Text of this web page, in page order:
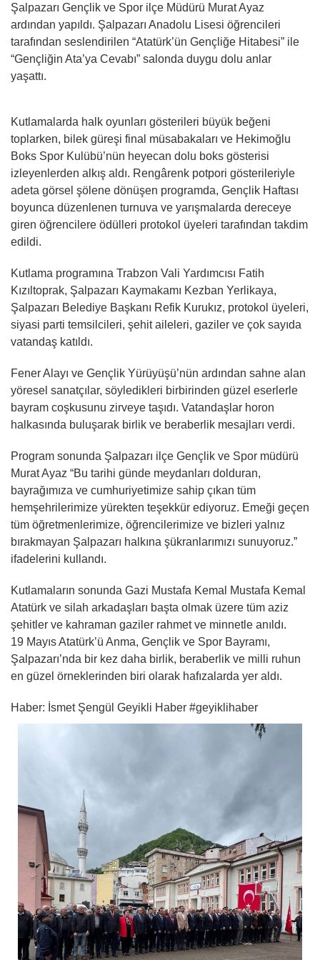
Şalpazarı Gençlik ve Spor ilçe Müdürü Murat Ayaz
ardından yapıldı. Şalpazarı Anadolu Lisesi öğrencileri
tarafından seslendirilen “Atatürk’ün Gençliğe Hitabesi” ile
“Gençliğin Ata’ya Cevabı” salonda duygu dolu anlar
yaşattı.
Kutlamalarda halk oyunları gösterileri büyük beğeni
toplarken, bilek güreşi final müsabakaları ve Hekimoğlu
Boks Spor Kulübü’nün heyecan dolu boks gösterisi
izleyenlerden alkış aldı. Rengârenk potpori gösterileriyle
adeta görsel şölene dönüşen programda, Gençlik Haftası
boyunca düzenlenen turnuva ve yarışmalarda dereceye
giren öğrencilere ödülleri protokol üyeleri tarafından takdim
edildi.
Kutlama programına Trabzon Vali Yardımcısı Fatih
Kızıltoprak, Şalpazarı Kaymakamı Kezban Yerlikaya,
Şalpazarı Belediye Başkanı Refik Kurukız, protokol üyeleri,
siyasi parti temsilcileri, şehit aileleri, gaziler ve çok sayıda
vatandaş katıldı.
Fener Alayı ve Gençlik Yürüyüşü’nün ardından sahne alan
yöresel sanatçılar, söyledikleri birbirinden güzel eserlerle
bayram coşkusunu zirveye taşıdı. Vatandaşlar horon
halkasında buluşarak birlik ve beraberlik mesajları verdi.
Program sonunda Şalpazarı ilçe Gençlik ve Spor müdürü
Murat Ayaz “Bu tarihi günde meydanları dolduran,
bayrağımıza ve cumhuriyetimize sahip çıkan tüm
hemşehrilerimize yürekten teşekkür ediyoruz. Emeği geçen
tüm öğretmenlerimize, öğrencilerimize ve bizleri yalnız
bırakmayan Şalpazarı halkına şükranlarımızı sunuyoruz.”
ifadelerini kullandı.
Kutlamaların sonunda Gazi Mustafa Kemal Mustafa Kemal
Atatürk ve silah arkadaşları başta olmak üzere tüm aziz
şehitler ve kahraman gaziler rahmet ve minnetle anıldı.
19 Mayıs Atatürk’ü Anma, Gençlik ve Spor Bayramı,
Şalpazarı’nda bir kez daha birlik, beraberlik ve milli ruhun
en güzel örneklerinden biri olarak hafızalarda yer aldı.
Haber: İsmet Şengül Geyikli Haber #geyiklihaber